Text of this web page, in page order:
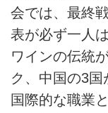
会では、最終
表が必ず一人
ワインの伝統
ク、中国の3国
国際的な職業